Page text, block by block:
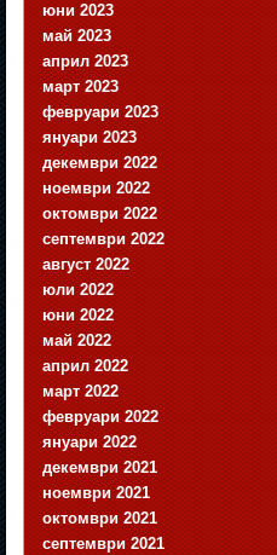
юни 2023
май 2023
април 2023
март 2023
февруари 2023
януари 2023
декември 2022
ноември 2022
октомври 2022
септември 2022
август 2022
юли 2022
юни 2022
май 2022
април 2022
март 2022
февруари 2022
януари 2022
декември 2021
ноември 2021
октомври 2021
септември 2021